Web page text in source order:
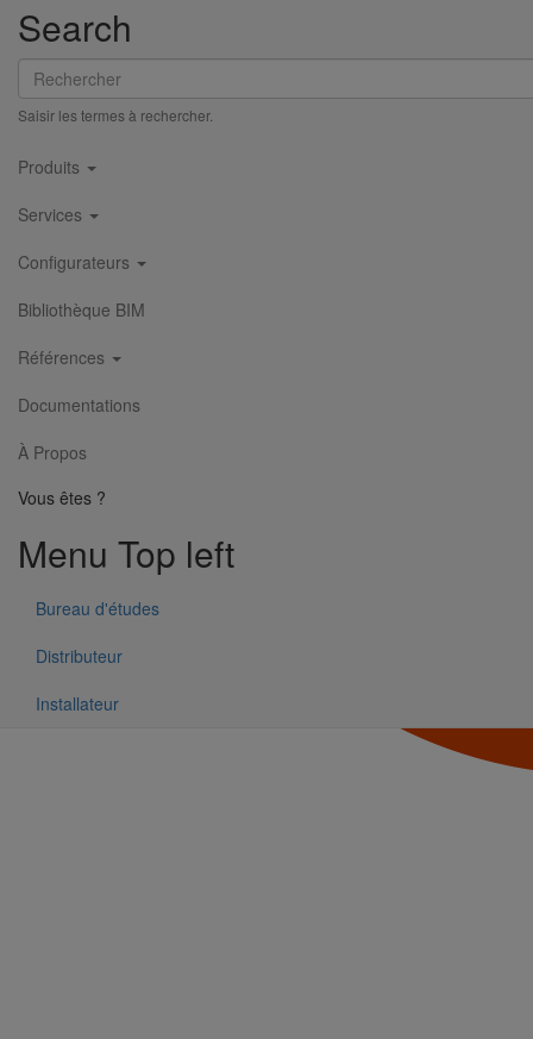
Search
Rechercher
Saisir les termes à rechercher.
Main
navigation
Produits
Services
Configurateurs
Bibliothèque BIM
Références
Documentations
À Propos
Vous êtes ?
Menu Top left
Bureau d'études
Distributeur
Installateur